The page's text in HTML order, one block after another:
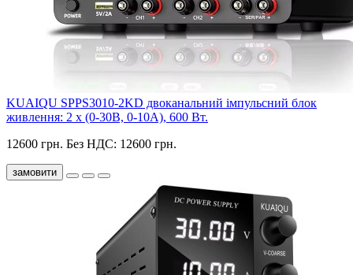
KUAIQU SPPS3010-2KD двоканальний імпульсний блок
живлення: 2 x (0-30В, 0-10А), 600 Вт.
12600 грн. Без НДС: 12600 грн.
замовити